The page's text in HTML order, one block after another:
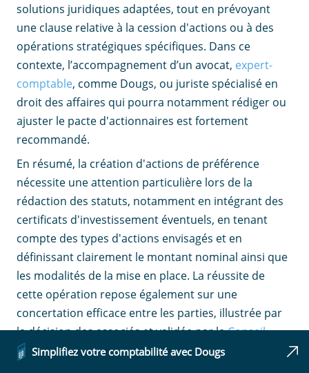
solutions juridiques adaptées, tout en prévoyant
une clause relative à la cession d'actions ou à des
opérations stratégiques spécifiques. Dans ce
contexte, l’accompagnement d’un avocat, expert-
comptable, comme Dougs, ou juriste spécialisé en
droit des affaires qui pourra notamment rédiger ou
ajuster le pacte d'actionnaires est fortement
recommandé.
En résumé, la création d'actions de préférence
nécessite une attention particulière lors de la
rédaction des statuts, notamment en intégrant des
certificats d'investissement éventuels, en tenant
compte des types d'actions envisagés et en
définissant clairement le montant nominal ainsi que
les modalités de la mise en place. La réussite de
cette opération repose également sur une
concertation efficace entre les parties, illustrée par
la décision des associés et validée par leConseil
d'administrationou d'autres organes de
Simplifiez votre comptabilité avec Dougs